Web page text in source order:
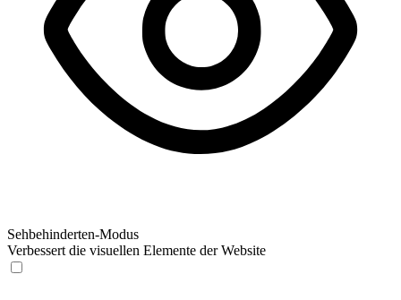
Sehbehinderten-Modus
Verbessert die visuellen Elemente der Website